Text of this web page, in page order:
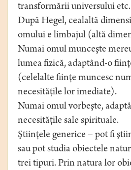
transformării universului etc.
După Hegel, cealaltă
omului e limbajul (altă
Numai omul munceşte
lumea fizică, adaptând-o
(celelalte fiinţe muncesc
necesităţile lor imediate).
Numai omul vorbeşte,
necesităţile sale spirituale.
Ştiinţele generice – pot fi
sau pot studia obiectele
trei tipuri. Prin natura lor